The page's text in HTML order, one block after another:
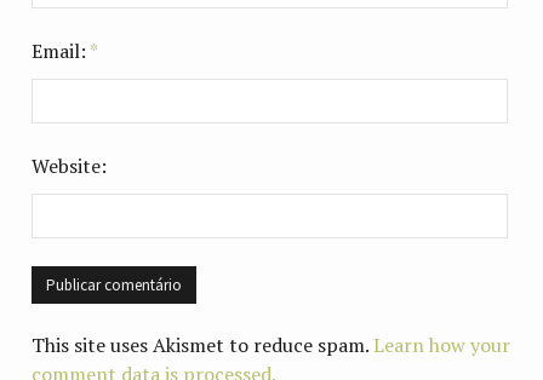
Email: *
Website:
This site uses Akismet to reduce spam. Learn how your
comment data is processed.